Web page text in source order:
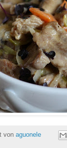
von aguonele